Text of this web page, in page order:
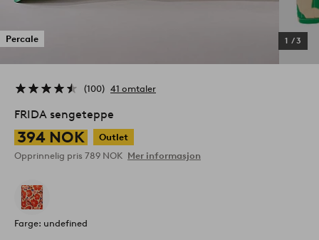
Percale 1 /3
100 41 omtaler
FRIDA sengeteppe
394 NOK
Outlet
Opprinnelig pris 789 NOK Mer informasjon
Farge: undefined